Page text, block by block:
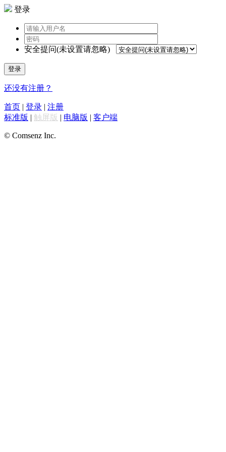
登录
安全提问(未设置请忽略)
登录
还没有注册？
首页 | 登录 | 注册
标准版 | 触屏版 | 电脑版 | 客户端
© Comsenz Inc.